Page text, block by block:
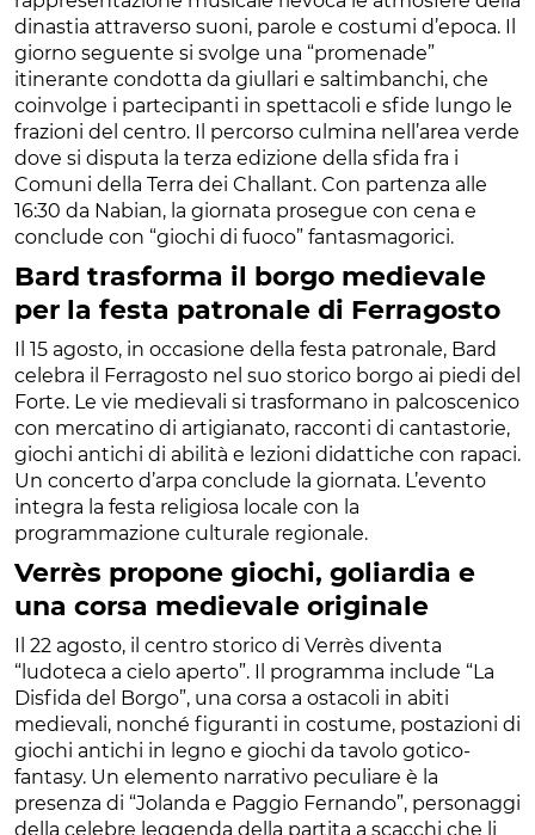
dinastia attraverso suoni, parole e costumi d’epoca. Il
giorno seguente si svolge una “promenade”
itinerante condotta da giullari e saltimbanchi, che
coinvolge i partecipanti in spettacoli e sfide lungo le
frazioni del centro. Il percorso culmina nell’area verde
dove si disputa la terza edizione della sfida fra i
Comuni della Terra dei Challant. Con partenza alle
16:30 da Nabian, la giornata prosegue con cena e
conclude con “giochi di fuoco” fantasmagorici.
Bard trasforma il borgo medievale
per la festa patronale di Ferragosto
Il 15 agosto, in occasione della festa patronale, Bard
celebra il Ferragosto nel suo storico borgo ai piedi del
Forte. Le vie medievali si trasformano in palcoscenico
con mercatino di artigianato, racconti di cantastorie,
giochi antichi di abilità e lezioni didattiche con rapaci.
Un concerto d’arpa conclude la giornata. L’evento
integra la festa religiosa locale con la
programmazione culturale regionale.
Verrès propone giochi, goliardia e
una corsa medievale originale
Il 22 agosto, il centro storico di Verrès diventa
“ludoteca a cielo aperto”. Il programma include “La
Disfida del Borgo”, una corsa a ostacoli in abiti
medievali, nonché figuranti in costume, postazioni di
giochi antichi in legno e giochi da tavolo gotico-
fantasy. Un elemento narrativo peculiare è la
presenza di “Jolanda e Paggio Fernando”, personaggi
della celebre leggenda della partita a scacchi che li